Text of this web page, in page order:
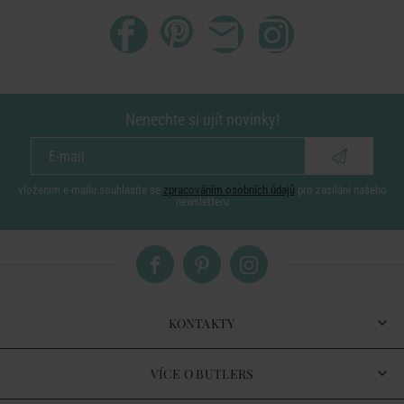
Nenechte si ujít novinky!
vložením e-mailu souhlasíte se zpracováním osobních údajů pro zasílání našeho
newsletteru
KONTAKTY
VÍCE O BUTLERS